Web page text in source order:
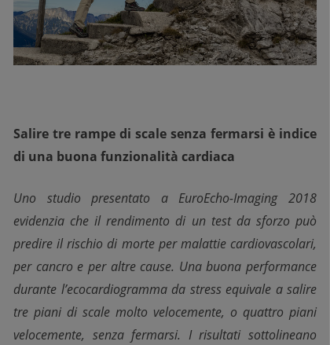
Salire tre rampe di scale senza fermarsi è indice
di una buona funzionalità cardiaca
Uno studio presentato a EuroEcho-Imaging 2018
evidenzia che il rendimento di un test da sforzo può
predire il rischio di morte per malattie cardiovascolari,
per cancro e per altre cause. Una buona performance
durante l’ecocardiogramma da stress equivale a salire
tre piani di scale molto velocemente, o quattro piani
velocemente, senza fermarsi. I risultati sottolineano